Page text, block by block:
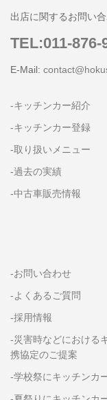
出店に関するお問い
TEL:011-876-
E-Mail:
-キッチンカー紹介
-キッチンカー登録
-取り扱いメニュー
-過去の実績
-中古車販売情報
-お問い合わせ
-よくあるご質問
-採用情報
-災害時などにおける
携協定のご提案
-学校祭にキッチンカ